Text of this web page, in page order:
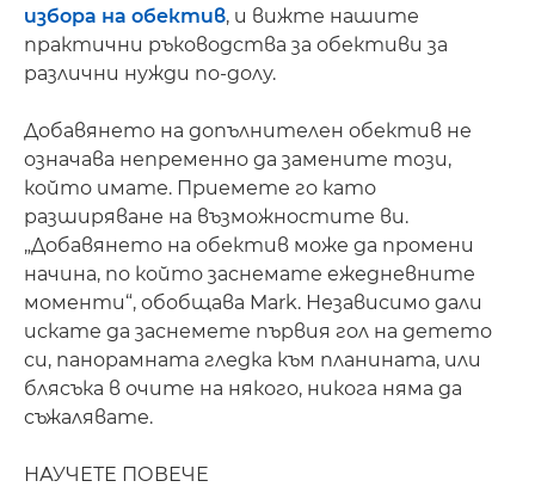
избора на обектив, и вижте нашите
практични ръководства за обективи за
различни нужди по-долу.
Добавянето на допълнителен обектив не
означава непременно да замените този,
който имате. Приемете го като
разширяване на възможностите ви.
„Добавянето на обектив може да промени
начина, по който заснемате ежедневните
моменти“, обобщава Mark. Независимо дали
искате да заснемете първия гол на детето
си, панорамната гледка към планината, или
блясъка в очите на някого, никога няма да
съжалявате.
НАУЧЕТЕ ПОВЕЧЕ